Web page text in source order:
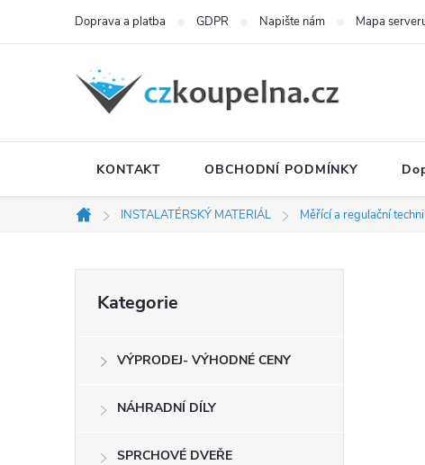
Doprava a platba GDPR Napište nám Mapa
KONTAKT OBCHODNÍ PODMÍNKY
Domů
INSTALATÉRSKÝ MATERIÁL Měřící a regulační
kategorie
Kategorie
VÝPRODEJ- VÝHODNÉ CENY
NÁHRADNÍ DÍLY
SPRCHOVÉ DVEŘE